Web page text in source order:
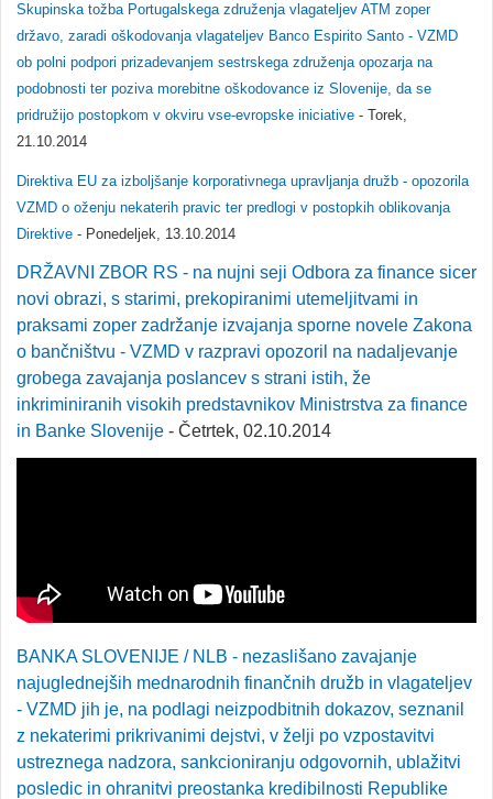
Skupinska tožba Portugalskega združenja vlagateljev ATM zoper
državo, zaradi oškodovanja vlagateljev Banco Espirito Santo - VZMD
ob polni podpori prizadevanjem sestrskega združenja opozarja na
podobnosti ter poziva morebitne oškodovance iz Slovenije, da se
pridružijo postopkom v okviru vse-evropske iniciative - Torek,
21.10.2014
Direktiva EU za izboljšanje korporativnega upravljanja družb - opozorila
VZMD o oženju nekaterih pravic ter predlogi v postopkih oblikovanja
Direktive - Ponedeljek, 13.10.2014
DRŽAVNI ZBOR RS - na nujni seji Odbora za finance sicer
novi obrazi, s starimi, prekopiranimi utemeljitvami in
praksami zoper zadržanje izvajanja sporne novele Zakona
o bančništvu - VZMD v razpravi opozoril na nadaljevanje
grobega zavajanja poslancev s strani istih, že
inkriminiranih visokih predstavnikov Ministrstva za finance
in Banke Slovenije - Četrtek, 02.10.2014
BANKA SLOVENIJE / NLB - nezaslišano zavajanje
najuglednejših mednarodnih finančnih družb in vlagateljev
- VZMD jih je, na podlagi neizpodbitnih dokazov, seznanil
z nekaterimi prikrivanimi dejstvi, v želji po vzpostavitvi
ustreznega nadzora, sankcioniranju odgovornih, ublažitvi
posledic in ohranitvi preostanka kredibilnosti Republike